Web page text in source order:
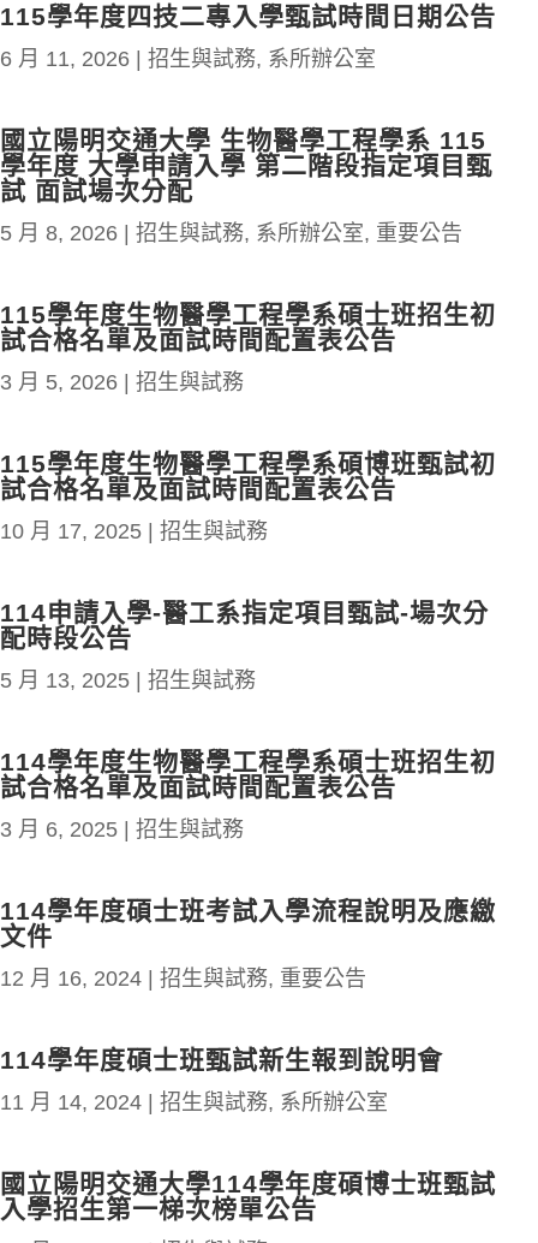
115學年度四技二專入學甄試時間日期公告
6 月 11, 2026 招生與試務, 系所辦公室
國立陽明交通大學 生物醫學工程學系 115
學年度 大學申請入學 第二階段指定項目甄
試 面試場次分配
5 月 8, 2026 招生與試務, 系所辦公室, 重要公告
115學年度生物醫學工程學系碩士班招生初
試合格名單及面試時間配置表公告
3 月 5, 2026 招生與試務
115學年度生物醫學工程學系碩博班甄試初
試合格名單及面試時間配置表公告
10 月 17, 2025 招生與試務
114申請入學-醫工系指定項目甄試-場次分
配時段公告
5 月 13, 2025 招生與試務
114學年度生物醫學工程學系碩士班招生初
試合格名單及面試時間配置表公告
3 月 6, 2025 招生與試務
114學年度碩士班考試入學流程說明及應繳
文件
12 月 16, 2024 招生與試務, 重要公告
114學年度碩士班甄試新生報到說明會
11 月 14, 2024 招生與試務, 系所辦公室
國立陽明交通大學114學年度碩博士班甄試
入學招生第一梯次榜單公告